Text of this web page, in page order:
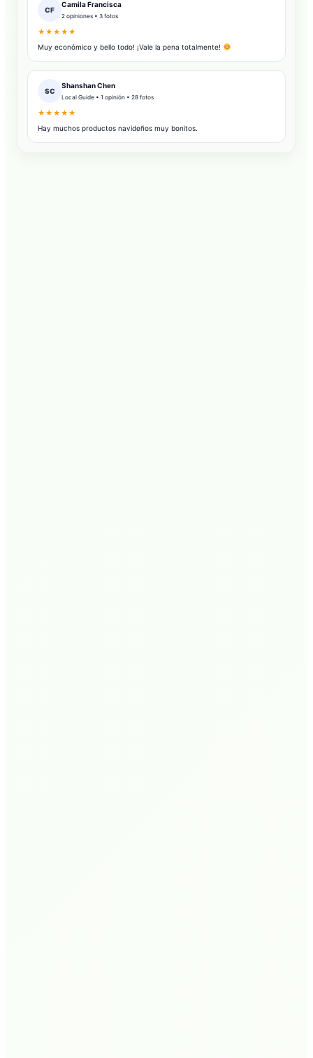
CF
Camila Francisca
2 opiniones • 3 fotos
★★★★★
Muy económico y bello todo! ¡Vale la pena totalmente!
SC
Shanshan Chen
Local Guide • 1 opinión • 28 fotos
★★★★★
Hay muchos productos navideños muy bonitos.